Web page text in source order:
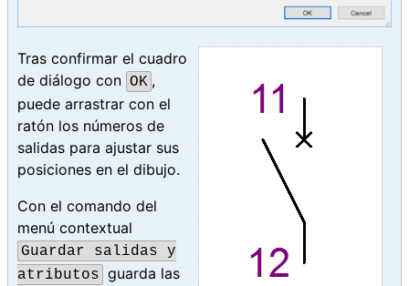
Tras confirmar el cuadro
de diálogo con OK ,
puede arrastrar con el
ratón los números de
salidas para ajustar sus
posiciones en el dibujo.
Con el comando del
menú contextual
Guardar salidas y
atributos guarda las